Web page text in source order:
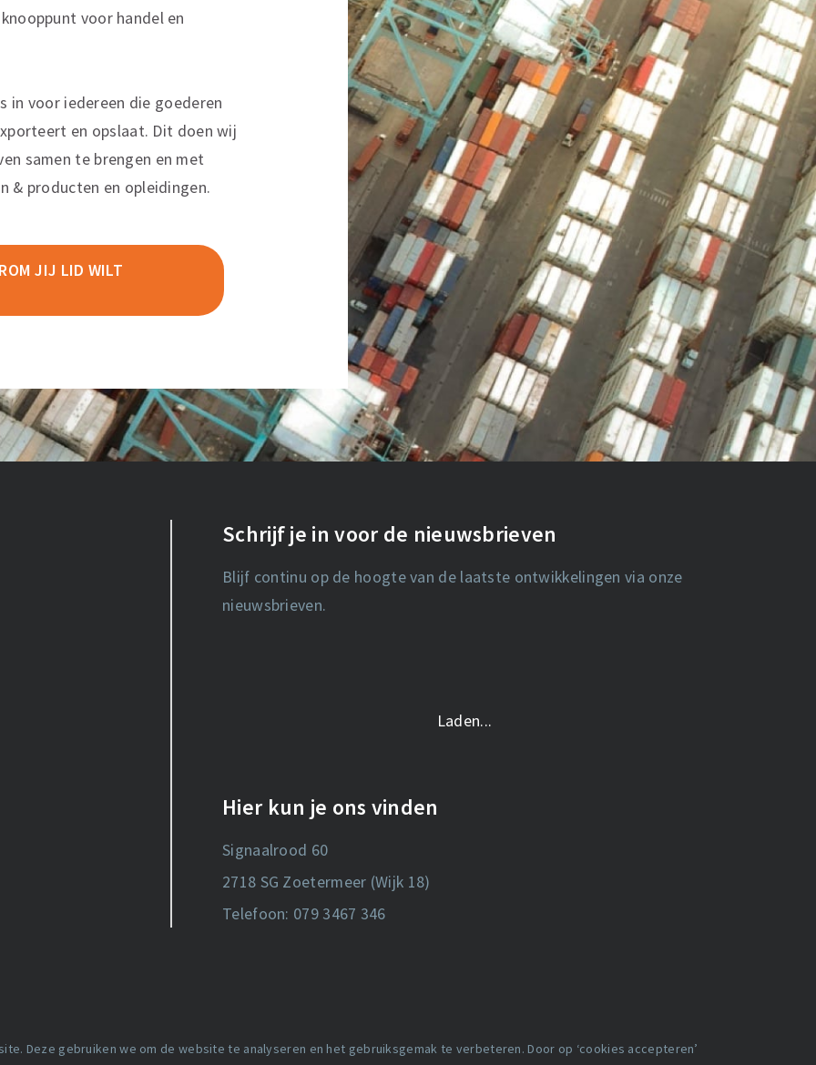
Deze gebruiken we om de website te analyseren en het gebruiksgemak te verbeteren. Door op ‘cookies accepteren’
voor handel en
in voor iedereen die goederen
en opslaat. Dit doen wij
samen te brengen en met
& producten en opleidingen.
JIJ LID WILT
Schrijf je in voor de nieuwsbrieven
Blijf continu op de hoogte van de laatste ontwikkelingen via onze
nieuwsbrieven.
Laden...
Hier kun je ons vinden
Signaalrood 60
2718 SG Zoetermeer (Wijk 18)
Telefoon: 079 3467 346